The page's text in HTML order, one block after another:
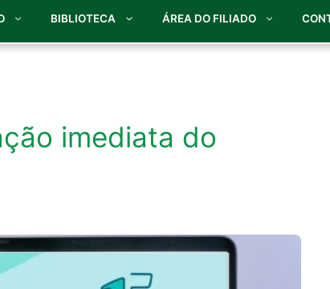
BIBLIOTECA ÁREA DO FILIADO
imediata do